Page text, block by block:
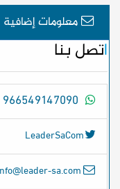
معلومات إضافية
اتصل بنا
LeaderSaCom
sa.com